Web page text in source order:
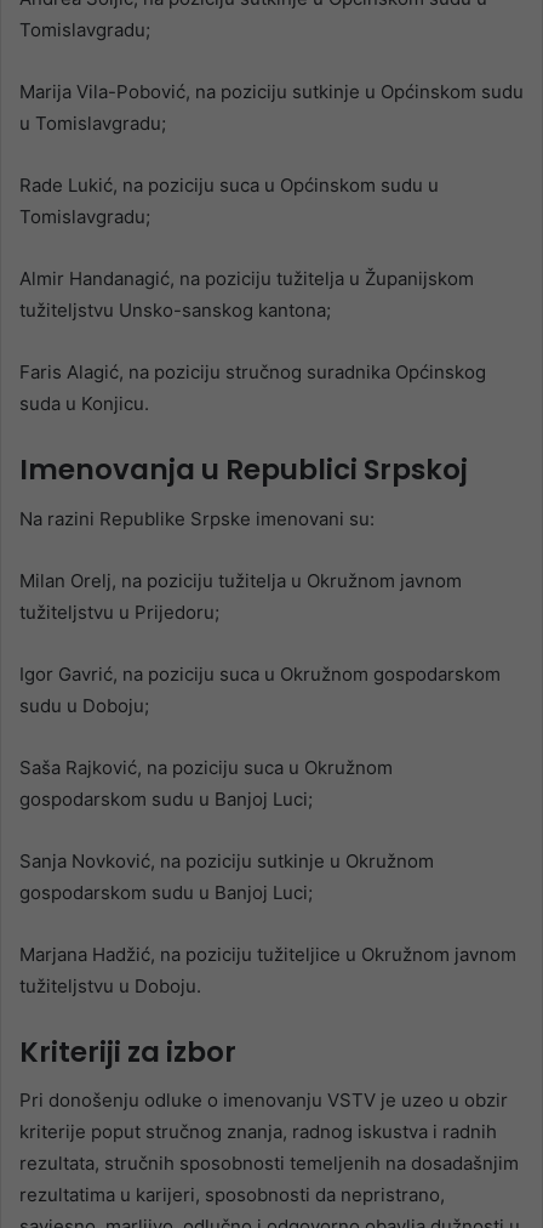
Tomislavgradu;
Marija Vila-Pobović, na poziciju sutkinje u Općinskom sudu
u Tomislavgradu;
Rade Lukić, na poziciju suca u Općinskom sudu u
Tomislavgradu;
Almir Handanagić, na poziciju tužitelja u Županijskom
tužiteljstvu Unsko-sanskog kantona;
Faris Alagić, na poziciju stručnog suradnika Općinskog
suda u Konjicu.
Imenovanja u Republici Srpskoj
Na razini Republike Srpske imenovani su:
Milan Orelj, na poziciju tužitelja u Okružnom javnom
tužiteljstvu u Prijedoru;
Igor Gavrić, na poziciju suca u Okružnom gospodarskom
sudu u Doboju;
Saša Rajković, na poziciju suca u Okružnom
gospodarskom sudu u Banjoj Luci;
Sanja Novković, na poziciju sutkinje u Okružnom
gospodarskom sudu u Banjoj Luci;
Marjana Hadžić, na poziciju tužiteljice u Okružnom javnom
tužiteljstvu u Doboju.
Kriteriji za izbor
Pri donošenju odluke o imenovanju VSTV je uzeo u obzir
kriterije poput stručnog znanja, radnog iskustva i radnih
rezultata, stručnih sposobnosti temeljenih na dosadašnjim
rezultatima u karijeri, sposobnosti da nepristrano,